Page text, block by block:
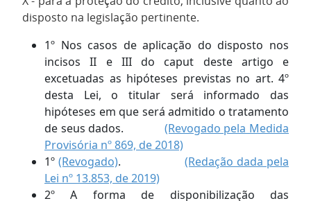
disposto na legislação pertinente.
1º Nos casos de aplicação do disposto nos
incisos II e III do caput deste artigo e
excetuadas as hipóteses previstas no art. 4º
desta Lei, o titular será informado das
hipóteses em que será admitido o tratamento
de seus dados. (Revogado pela Medida
Provisória nº 869, de 2018)
1º(Revogado). (Redação dada pela
Lei nº 13.853, de 2019)
2º A forma de disponibilização das